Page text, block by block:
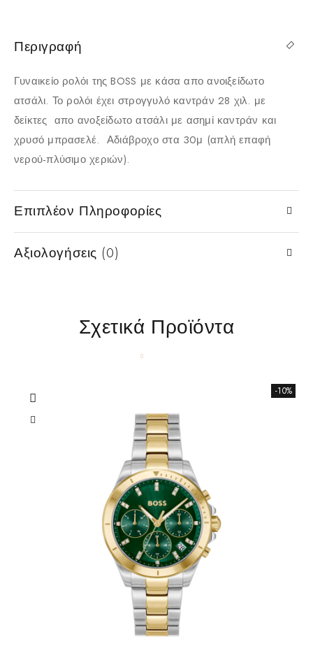
Περιγραφή
Γυναικείο ρολόι της BOSS με κάσα απο ανοιξείδωτο
ατσάλι. Το ρολόι έχει στρογγυλό καντράν 28 χιλ. με
δείκτες απο ανοξείδωτο ατσάλι με ασημί καντράν και
χρυσό μπρασελέ. Αδιάβροχο στα 30μ (απλή επαφή
νερού-πλύσιμο χεριών).
Επιπλέον Πληροφορίες
Αξιολογήσεις (0)
Σχετικά Προϊόντα
-10%